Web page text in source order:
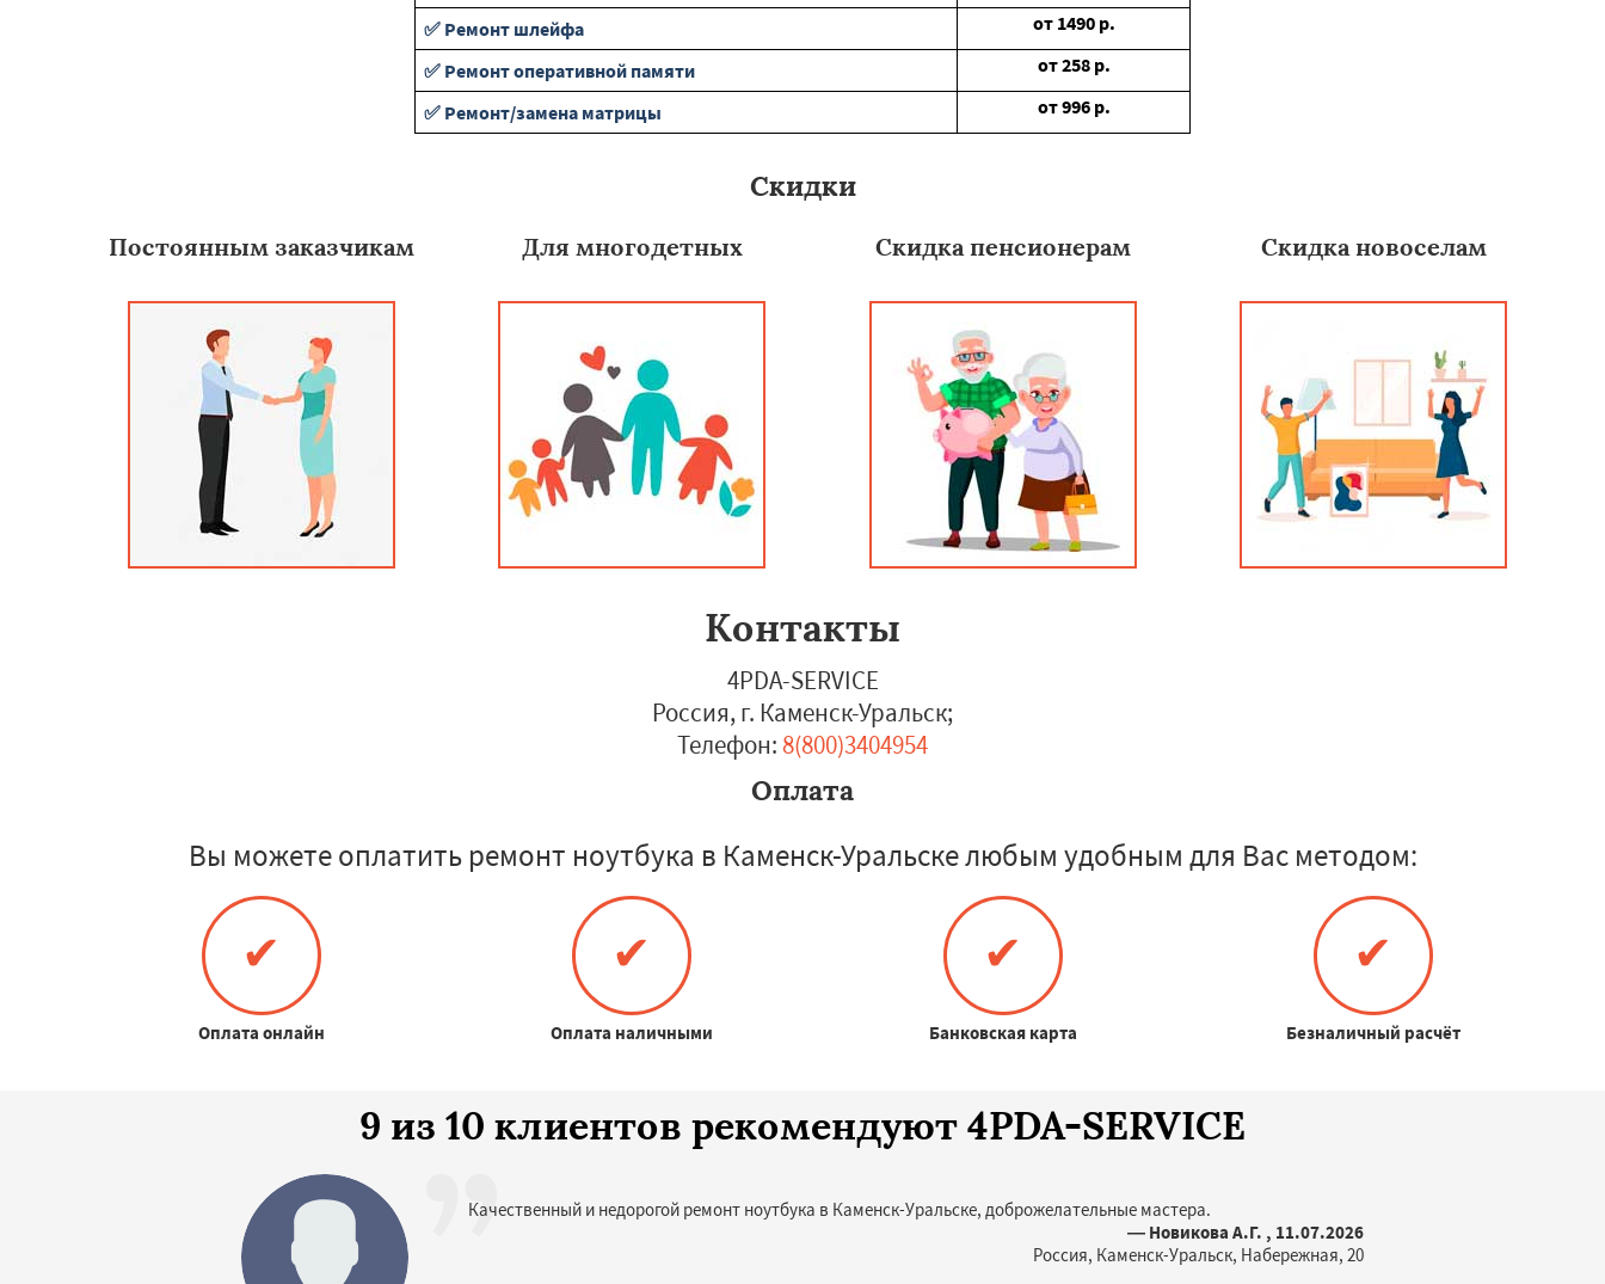
✅ Ремонт шлейфа
от 1490 р.
✅ Ремонт оперативной памяти
от258 р.
✅ Ремонт/замена матрицы
от996 р.
Скидки
Постоянным заказчикам Для многодетных Скидка пенсионерам Скидка новоселам
Контакты
4PDA-SERVICE
Россия, г. Каменск-Уральск;
Телефон: 8(800)3404954
Оплата
Вы можете оплатить ремонт ноутбука в Каменск-Уральске любым удобным для Вас методом:
✔
Оплата онлайн
✔
Оплата наличными
✔
Банковская карта
✔
Безналичный расчёт
9 из 10 клиентов рекомендуют 4PDA-SERVICE
Качественный и недорогой ремонт ноутбука в Каменск-Уральске, доброжелательные мастера.
— Новикова А.Г. , 11.07.2026
Россия, Каменск-Уральск, Набережная, 20